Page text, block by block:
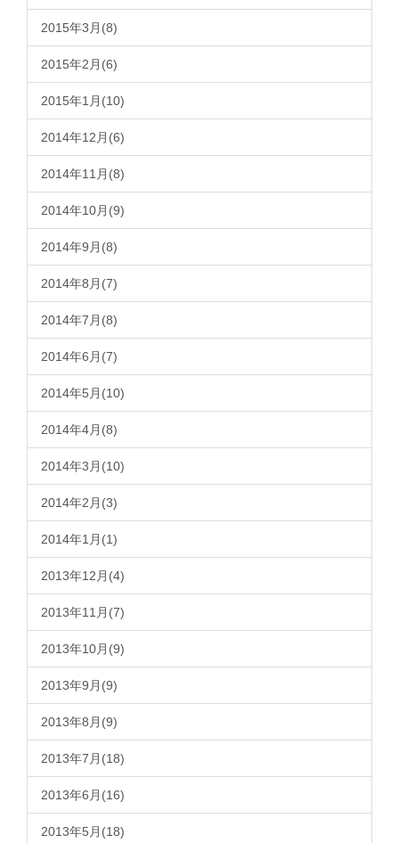
2015年3月(8)
2015年2月(6)
2015年1月(10)
2014年12月(6)
2014年11月(8)
2014年10月(9)
2014年9月(8)
2014年8月(7)
2014年7月(8)
2014年6月(7)
2014年5月(10)
2014年4月(8)
2014年3月(10)
2014年2月(3)
2014年1月(1)
2013年12月(4)
2013年11月(7)
2013年10月(9)
2013年9月(9)
2013年8月(9)
2013年7月(18)
2013年6月(16)
2013年5月(18)